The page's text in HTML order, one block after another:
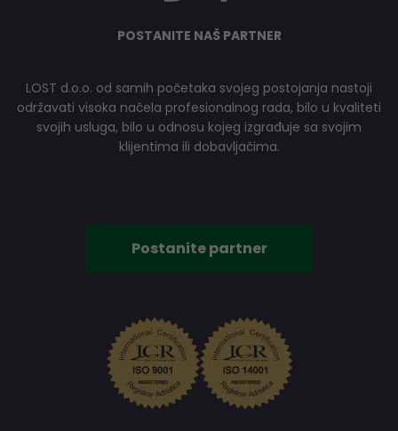
POSTANITE NAŠ PARTNER
LOST d.o.o. od samih početaka svojeg postojanja nastoji
održavati visoka načela profesionalnog rada, bilo u kvaliteti
svojih usluga, bilo u odnosu kojeg izgrađuje sa svojim
klijentima ili dobavljačima.
Postanite partner